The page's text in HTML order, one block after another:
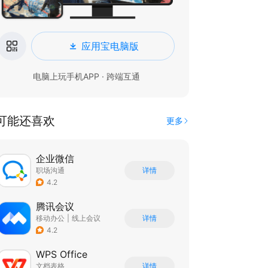
应用宝电脑版
电脑上玩手机APP · 跨端互通
能还喜欢 更多
企业微信
职场沟通
4.2
详情
腾讯会议
移动办公
线上会议
4.2
详情
WPS Office
文档表格 详情